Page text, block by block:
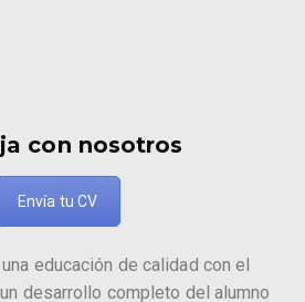
con nosotros
Envía tu CV
educación de calidad con el
desarrollo completo del alumno